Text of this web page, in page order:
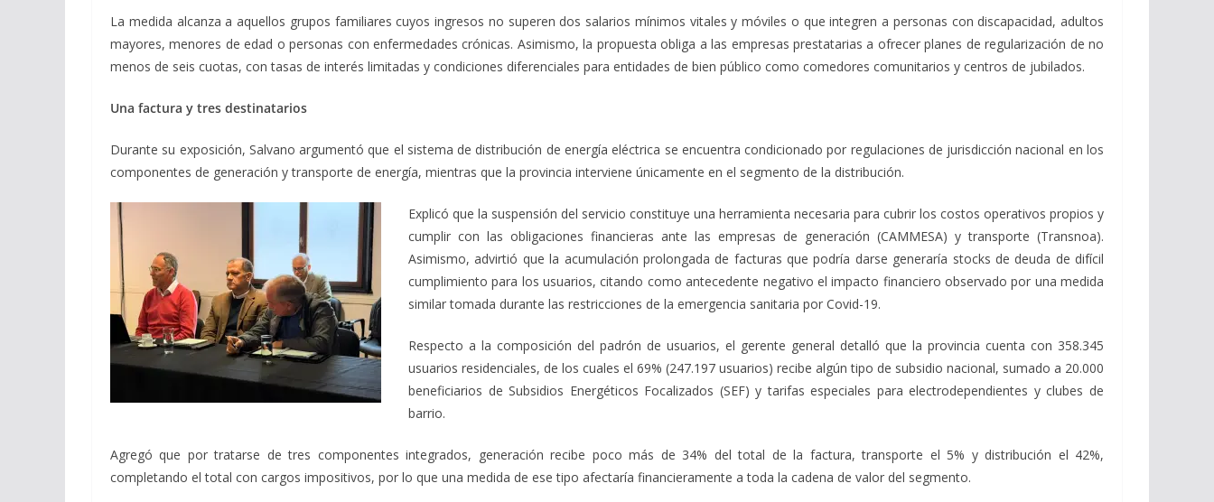
La medida alcanza a aquellos grupos familiares cuyos ingresos no superen dos salarios mínimos vitales y móviles o que integren a personas con discapacidad, adultos
mayores, menores de edad o personas con enfermedades crónicas. Asimismo, la propuesta obliga a las empresas prestatarias a ofrecer planes de regularización de no
menos de seis cuotas, con tasas de interés limitadas y condiciones diferenciales para entidades de bien público como comedores comunitarios y centros de jubilados.
Una factura y tres destinatarios
Durante su exposición, Salvano argumentó que el sistema de distribución de energía eléctrica se encuentra condicionado por regulaciones de jurisdicción nacional en los
componentes de generación y transporte de energía, mientras que la provincia interviene únicamente en el segmento de la distribución.
Explicó que la suspensión del servicio constituye una herramienta necesaria para cubrir los costos operativos propios y
cumplir con las obligaciones financieras ante las empresas de generación (CAMMESA) y transporte (Transnoa).
Asimismo, advirtió que la acumulación prolongada de facturas que podría darse generaría stocks de deuda de difícil
cumplimiento para los usuarios, citando como antecedente negativo el impacto financiero observado por una medida
similar tomada durante las restricciones de la emergencia sanitaria por Covid-19.
Respecto a la composición del padrón de usuarios, el gerente general detalló que la provincia cuenta con 358.345
usuarios residenciales, de los cuales el 69% (247.197 usuarios) recibe algún tipo de subsidio nacional, sumado a 20.000
beneficiarios de Subsidios Energéticos Focalizados (SEF) y tarifas especiales para electrodependientes y clubes de
barrio.
Agregó que por tratarse de tres componentes integrados, generación recibe poco más de 34% del total de la factura, transporte el 5% y distribución el 42%,
completando el total con cargos impositivos, por lo que una medida de ese tipo afectaría financieramente a toda la cadena de valor del segmento.